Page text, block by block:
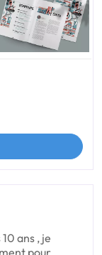
ans , je